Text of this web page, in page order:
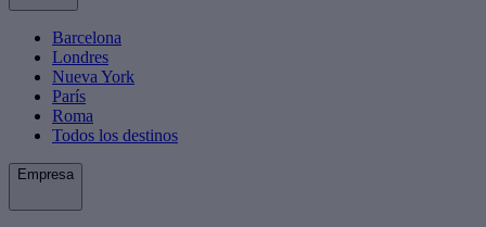
Barcelona
Londres
Nueva York
París
Roma
Todos los destinos
Empresa